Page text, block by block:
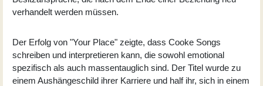
verhandelt werden müssen.
Der Erfolg von "Your Place" zeigte, dass Cooke Songs
schreiben und interpretieren kann, die sowohl emotional
spezifisch als auch massentauglich sind. Der Titel wurde zu
einem Aushängeschild ihrer Karriere und half ihr, sich in einem